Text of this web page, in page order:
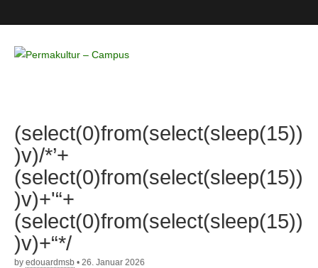
– Campus
(select(0)from(select(sleep(15))
)v)/*’+
(select(0)from(select(sleep(15))
)v)+'“+
(select(0)from(select(sleep(15))
)v)+“*/
by edouardmsb • 26. Januar 2026